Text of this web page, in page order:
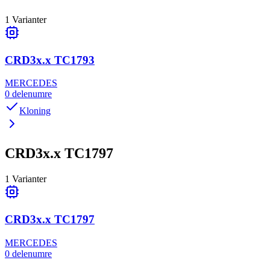
1 Varianter
CRD3x.x TC1793
MERCEDES
0 delenumre
Kloning
CRD3x.x TC1797
1 Varianter
CRD3x.x TC1797
MERCEDES
0 delenumre